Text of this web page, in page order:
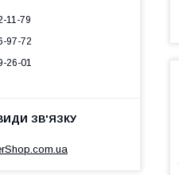
11-79
97-72
26-01